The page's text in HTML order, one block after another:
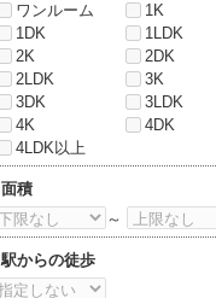
ワンルーム
1K
1DK
1LDK
2K
2DK
2LDK
3K
3DK
3LDK
4K
4DK
4LDK以上
面積
～
駅からの徒歩